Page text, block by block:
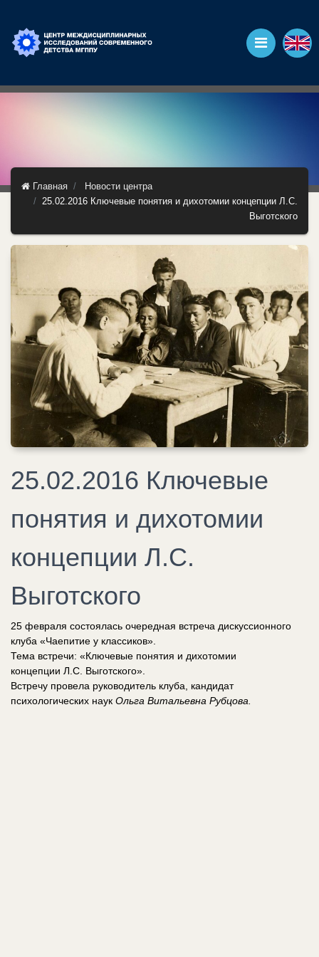
Главная
Новости центра
25.02.2016 Ключевые понятия и дихотомии концепции Л.С.
Выготского
25.02.2016 Ключевые
понятия и дихотомии
концепции Л.С.
Выготского
25 февраля состоялась очередная встреча дискуссионного
клуба «Чаепитие у классиков».
Тема встречи: «Ключевые понятия и дихотомии
концепции Л.С. Выготского».
Встречу провела руководитель клуба, кандидат
психологических наук Ольга Витальевна Рубцова.